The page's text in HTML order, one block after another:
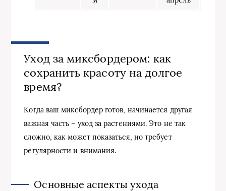
Уход за миксбордером: как
сохранить красоту на долгое
время?
Когда ваш миксбордер готов, начинается другая
важная часть – уход за растениями. Это не так
сложно, как может показаться, но требует
регулярности и внимания.
Основные аспекты ухода